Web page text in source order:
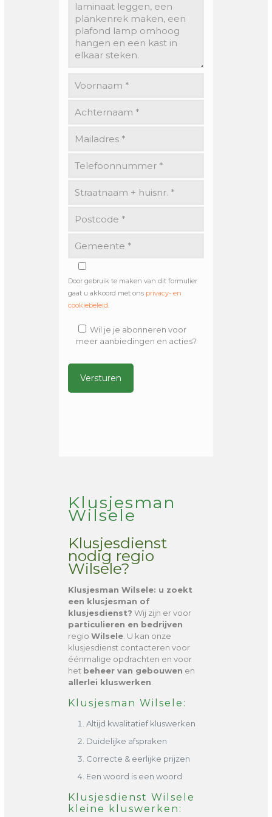
Door gebruik te maken van dit formulier
gaat u akkoord met ons privacy- en
cookiebeleid.
Wil je je abonneren voor
meer aanbiedingen en acties?
Klusjesman
Wilsele
Klusjesdienst
nodig regio
Wilsele?
Klusjesman Wilsele: u zoekt
een klusjesman of
klusjesdienst? Wij zijn er voor
particulieren en bedrijven
regio Wilsele. U kan onze
klusjesdienst contacteren voor
éénmalige opdrachten en voor
het beheer van gebouwen en
allerlei kluswerken
Klusjesman Wilsele:
Altijd kwalitatief kluswerken
Duidelijke afspraken
Correcte & eerlijke prijzen
Een woord is een woord
Klusjesdienst Wilsele
kleine kluswerken: